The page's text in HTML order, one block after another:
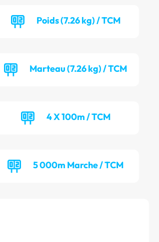
Poids (7.26 kg) / TCM
Marteau (7.26 kg) / TCM
4 X 100m / TCM
5 000m Marche / TCM